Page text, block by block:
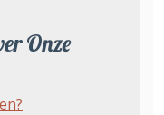
Onze